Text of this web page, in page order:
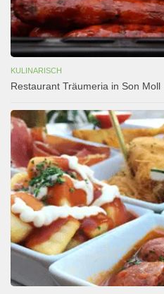
KULINARISCH
Restaurant Träumeria in Son Moll